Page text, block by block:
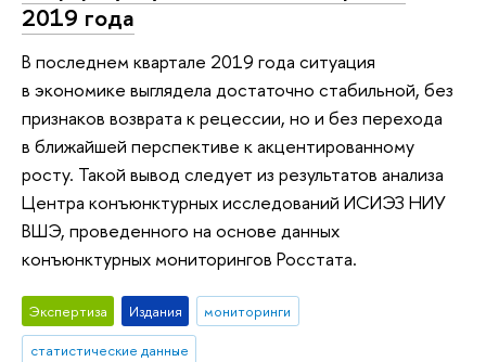
2019 года
В последнем квартале 2019 года ситуация
в экономике выглядела достаточно стабильной, без
признаков возврата к рецессии, но и без перехода
в ближайшей перспективе к акцентированному
росту. Такой вывод следует из результатов анализа
Центра конъюнктурных исследований ИСИЭЗ НИУ
ВШЭ, проведенного на основе данных
конъюнктурных мониторингов Росcтата.
Экспертиза Издания
мониторинги
статистические данные